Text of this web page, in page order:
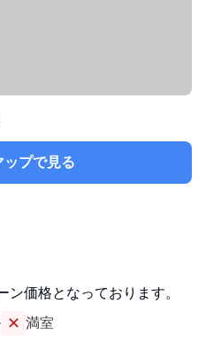
プで見る
ン価格となっております。
✕ 満室